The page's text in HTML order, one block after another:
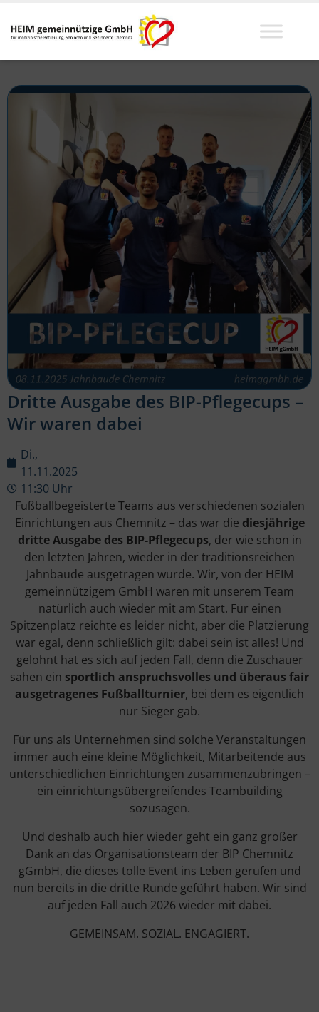
Dritte Ausgabe des BIP-Pflegecups –
Wir waren dabei
Di.,
11.11.2025
11:30 Uhr
Fußballbegeisterte Teams aus verschiedenen sozialen
Einrichtungen aus Chemnitz – das war die diesjährige
dritte Ausgabe des BIP-Pflegecups, der wie schon in
den letzten Jahren, wieder in der traditionsreichen
Jahnbaude ausgetragen wurde. Wir, von der HEIM
gemeinnützigem GmbH waren mit unserem Team
natürlich auch wieder mit am Start. Für einen
Spitzenplatz reichte es leider nicht, aber die Platzierung
war egal, denn schließlich gilt: dabei sein ist alles! Und
gelohnt hat es sich auf jeden Fall, denn die Zuschauer
sahen ein sportlich anspruchsvolles und überaus fair
ausgetragenes Fußballturnier, bei dem es eigentlich
nur Sieger gab.
Für uns als Unternehmen sind solche Veranstaltungen
immer auch eine kleine Möglichkeit, Mitarbeitende aus
unterschiedlichen Einrichtungen zusammenzubringen –
ein einrichtungsübergreifendes Teambuilding
sozusagen.
Und deshalb auch hier wieder geht ein ganz großer
Dank an das Organisationsteam der BIP Chemnitz
gGmbH, die dieses tolle Event ins Leben gerufen und
nun bereits in die dritte Runde geführt haben. Wir sind
auf jeden Fall auch 2026 wieder mit dabei.
GEMEINSAM. SOZIAL. ENGAGIERT.